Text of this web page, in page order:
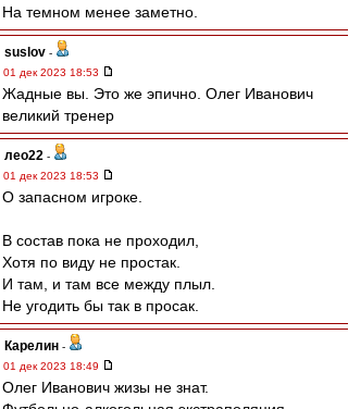
На темном менее заметно.
suslov -
01 дек 2023 18:53
Жадные вы. Это же эпично. Олег Иванович
великий тренер
лео22 -
01 дек 2023 18:53
О запасном игроке.
В состав пока не проходил,
Хотя по виду не простак.
И там, и там все между плыл.
Не угодить бы так в просак.
Карелин -
01 дек 2023 18:49
Олег Иванович жизы не знат.